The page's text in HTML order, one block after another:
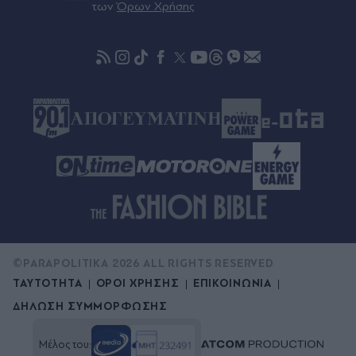
για τον τουρισμό
Μαρία Σολωμού: Οι απογευματινές βουτιές με
καλύτερο;"
τωνΌρων Χρήσης
ΤΑΥΤΟΤΗΤΑ ΟΡΟΙ ΧΡΗΣΗΣ
ΕΠΙΚΟΙΝΩΝΙΑ
ΔΗΛΩΣΗ ΣΥΜΜΟΡΦΩΣΗΣ
©PARAPOLITIKA 2026 ALL RIGHTS RESERVED
Μέλος του: